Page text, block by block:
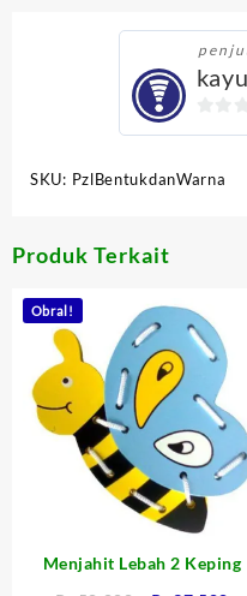
of
SKU: PzlBentukdanWarna
Produk Terkait
Obral!
Menjahit Lebah 2 Keping